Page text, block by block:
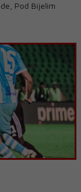
Pod Bijelim